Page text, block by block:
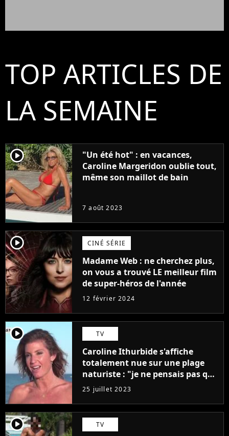
TOP ARTICLES DE
LA SEMAINE
player2
"Un été hot" : en vacances,
Caroline Margeridon oublie tout,
même son maillot de bain
7 août 2023
player2 CINÉ SÉRIE
Madame Web : ne cherchez plus,
on vous a trouvé LE meilleur film
de super-héros de l'année
12 février 2024
player2 TV
Caroline Ithurbide s'affiche
totalement nue sur une plage
naturiste : "je ne pensais pas que
j'arriverais à le faire..."
25 juillet 2023
player2 TV